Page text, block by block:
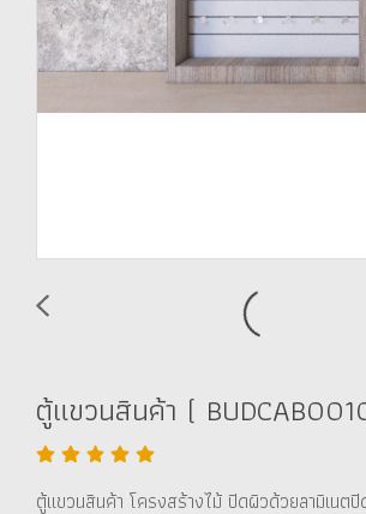
ตู้แขวนสินค้า (
ตู้แขวนสินค้า โครงสร้างไม้ ปิดผิวด้วยลามิเนต